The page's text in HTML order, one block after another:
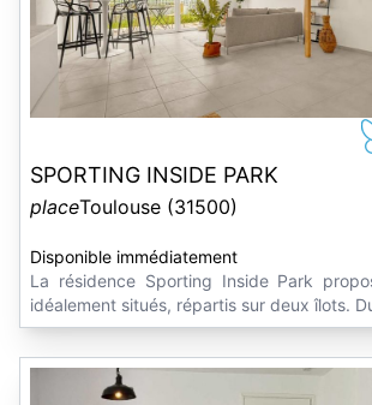
SPORTING INSIDE PARK
placeToulouse (31500)
Disponible immédiatement
La résidence Sporting Inside Park
idéalement situés, répartis sur deux îlots.